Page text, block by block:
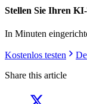
Stellen Sie Ihren
In Minuten
Kostenlos testen
Share this article